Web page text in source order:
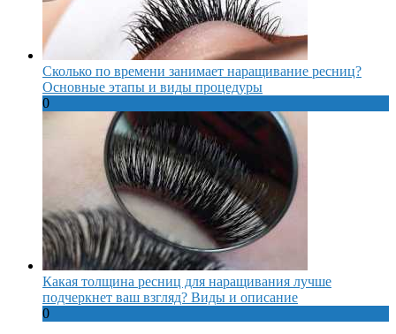
Сколько по времени занимает наращивание ресниц?
Основные этапы и виды процедуры
0
Какая толщина ресниц для наращивания лучше
подчеркнет ваш взгляд? Виды и описание
0